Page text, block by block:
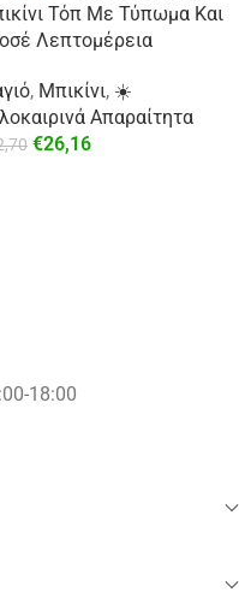
Τόπ Με Τύπωμα Και
Λεπτομέρεια
, Μπικίνι, ☀️
Απαραίτητα
€26,16
18:00